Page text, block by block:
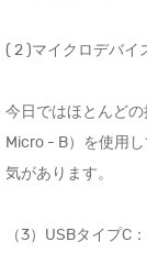
( 2 )マイクロデバイ
今日ではほとんど
Micro - B）を使用
気があります。
（3）USBタイプC